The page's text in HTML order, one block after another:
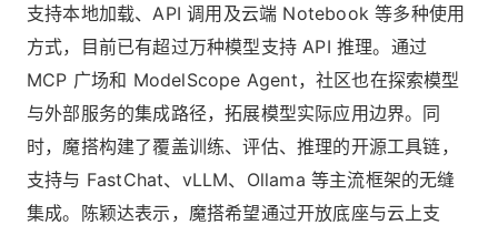
支持本地加载、API 调用及云端 Notebook 等多种使用
方式，目前已有超过万种模型支持 API 推理。通过
MCP 广场和 ModelScope Agent，社区也在探索模型
与外部服务的集成路径，拓展模型实际应用边界。同
时，魔搭构建了覆盖训练、评估、推理的开源工具链，
支持与 FastChat、vLLM、Ollama 等主流框架的无缝
集成。陈颖达表示，魔搭希望通过开放底座与云上支